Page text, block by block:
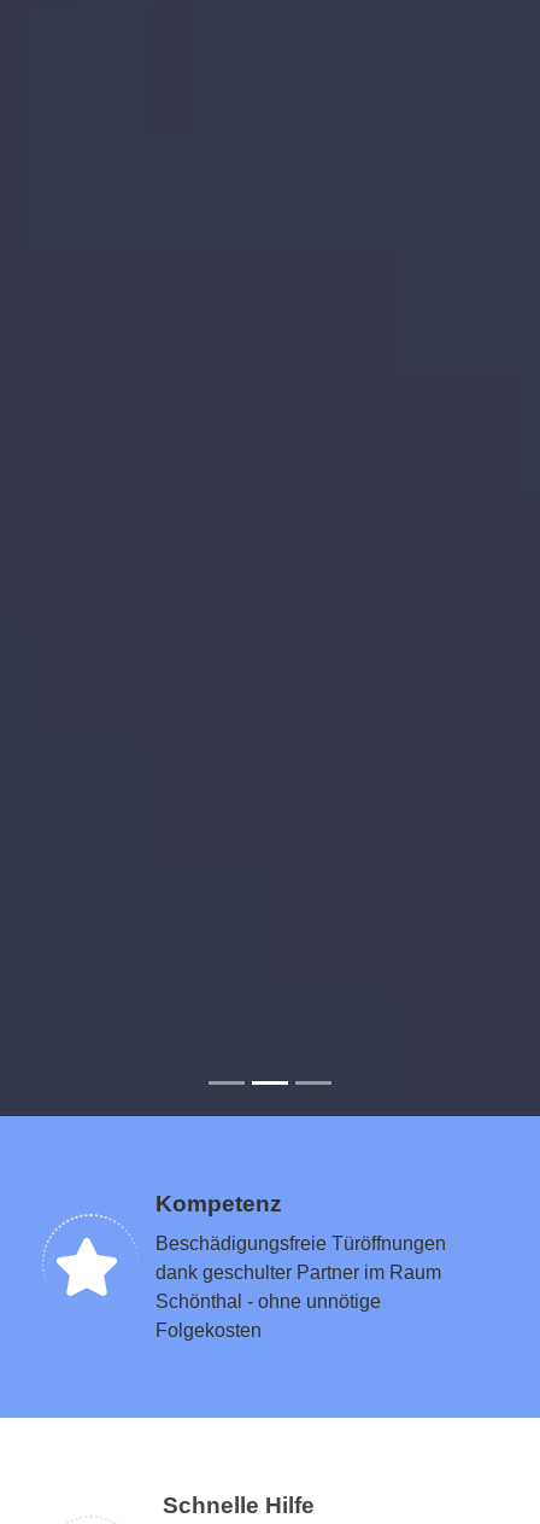
Kompetenz
Beschädigungsfreie Türöffnungen
dank geschulter Partner im Raum
Schönthal - ohne unnötige
Folgekosten
Schnelle Hilfe